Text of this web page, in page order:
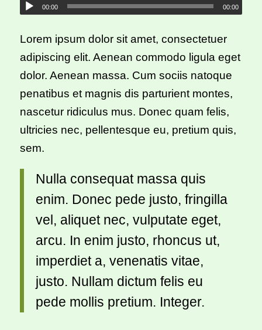
00:00 00:00
Lorem ipsum dolor sit amet, consectetuer
adipiscing elit. Aenean commodo ligula eget
dolor. Aenean massa. Cum sociis natoque
penatibus et magnis dis parturient montes,
nascetur ridiculus mus. Donec quam felis,
ultricies nec, pellentesque eu, pretium quis,
sem.
Nulla consequat massa quis
enim. Donec pede justo, fringilla
vel, aliquet nec, vulputate eget,
arcu. In enim justo, rhoncus ut,
imperdiet a, venenatis vitae,
justo. Nullam dictum felis eu
pede mollis pretium. Integer.